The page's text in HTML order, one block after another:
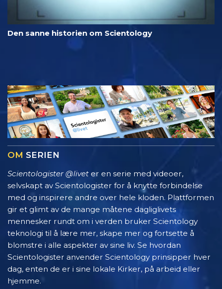
Den sanne historien om Scientology
OM SERIEN
Scientologister @livet er en serie med videoer,
selvskapt av Scientologister for å knytte forbindelse
med og inspirere andre over hele kloden. Plattformen
gir et glimt av de mange måtene dagliglivets
mennesker rundt om i verden bruker Scientology
teknologi til å lære mer, skape mer og fortsette å
blomstre i alle aspekter av sine liv. Se hvordan
Scientologister anvender Scientology prinsipper hver
dag, enten de er i sine lokale Kirker, på arbeid eller
hjemme.